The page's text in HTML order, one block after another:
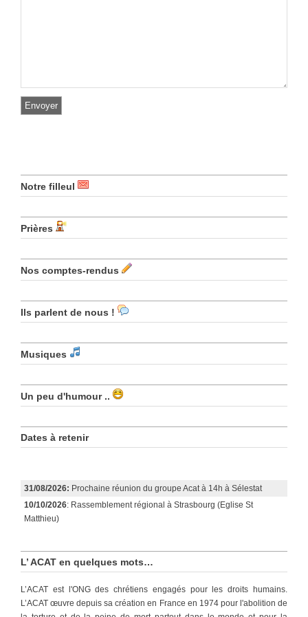
Notre filleul
Prières
Nos comptes-rendus
Ils parlent de nous !
Musiques
Un peu d'humour ..
Dates à retenir
31/08/2026: Prochaine réunion du groupe Acat à 14h à Sélestat
10/10/2026: Rassemblement régional à Strasbourg (Eglise St
Matthieu)
L’ ACAT en quelques mots…
L’ACAT est l'ONG des chrétiens engagés pour les droits humains.
L’ACAT œuvre depuis sa création en France en 1974 pour l'abolition de